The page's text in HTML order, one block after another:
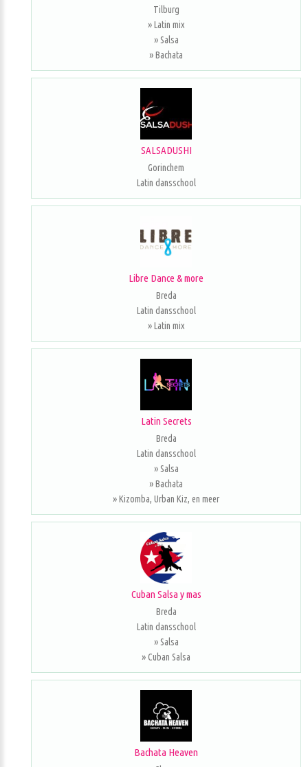
Tilburg
» Latin mix
» Salsa
» Bachata
SALSADUSHI
Gorinchem
Latin dansschool
Libre Dance & more
Breda
Latin dansschool
» Latin mix
Latin Secrets
Breda
Latin dansschool
» Salsa
» Bachata
» Kizomba, Urban Kiz, en meer
Cuban Salsa y mas
Breda
Latin dansschool
» Salsa
» Cuban Salsa
Bachata Heaven